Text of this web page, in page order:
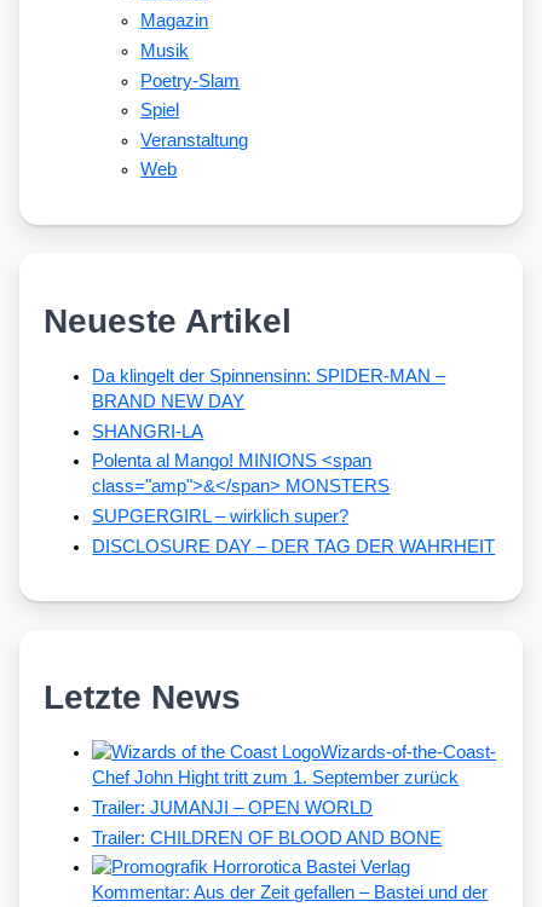
Magazin
Musik
Poetry-Slam
Spiel
Veranstaltung
Web
Neueste Artikel
Da klingelt der Spinnensinn: SPIDER-MAN –
BRAND NEW DAY
SHANGRI-LA
Polenta al Mango! MINIONS <span
class="amp">&</span> MONSTERS
SUPGERGIRL – wirklich super?
DISCLOSURE DAY – DER TAG DER WAHRHEIT
Letzte News
Wizards-of-the-Coast-
Chef John Hight tritt zum 1. September zurück
Trailer: JUMANJI – OPEN WORLD
Trailer: CHILDREN OF BLOOD AND BONE
Kommentar: Aus der Zeit gefallen – Bastei und der